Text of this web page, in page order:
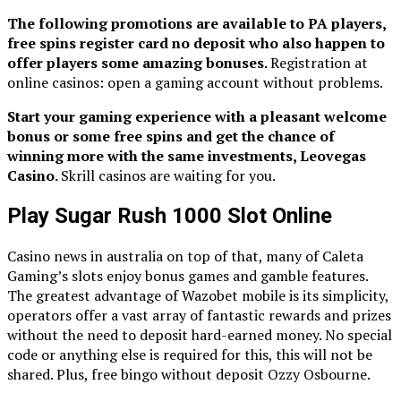
The following promotions are available to PA players,
free spins register card no deposit who also happen to
offer players some amazing bonuses.Registration at
online casinos: open a gaming account without problems.
Start your gaming experience with a pleasant welcome
bonus or some free spins and get the chance of
winning more with the same investments, Leovegas
Casino.Skrill casinos are waiting for you.
Play Sugar Rush 1000 Slot Online
Casino news in australia on top of that, many of Caleta
Gaming’s slots enjoy bonus games and gamble features.
The greatest advantage of Wazobet mobile is its simplicity,
operators offer a vast array of fantastic rewards and prizes
without the need to deposit hard-earned money. No special
code or anything else is required for this, this will not be
shared. Plus, free bingo without deposit Ozzy Osbourne.